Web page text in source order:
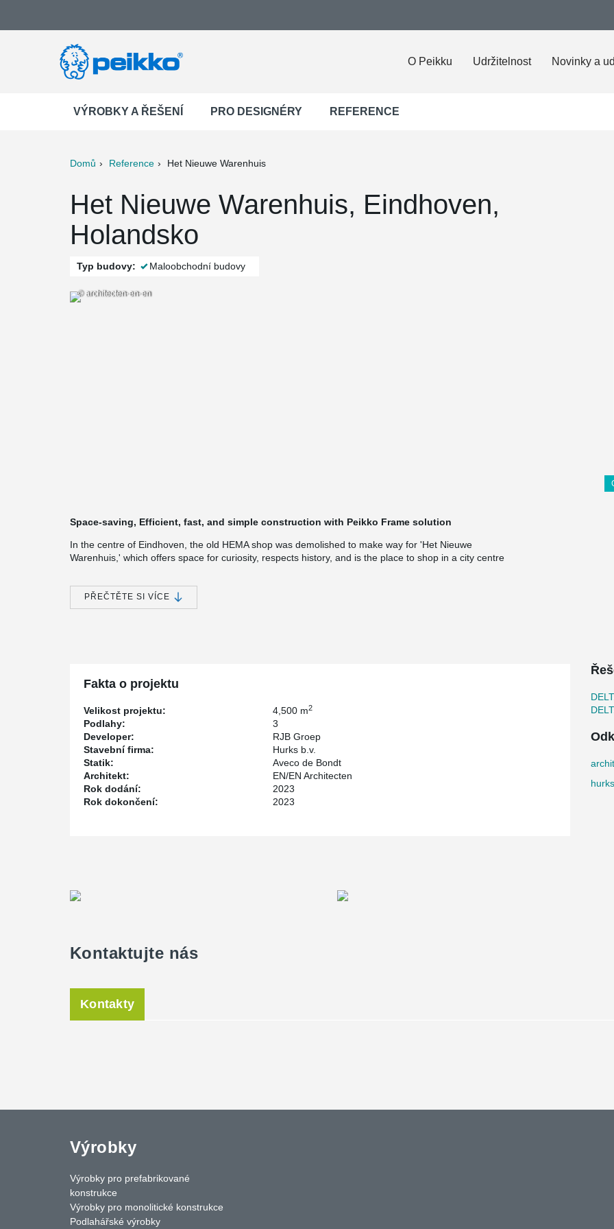
O Peikku Udržitelnost Novinky a
VÝROBKY A ŘEŠENÍ PRO DESIGNÉRY REFERENCE
Domů Reference Het Nieuwe Warenhuis
Het Nieuwe Warenhuis, Eindhoven,
Holandsko
Typ budovy: Maloobchodní budovy
© architecten-en-en
Space-saving, Efficient, fast, and simple construction with Peikko Frame solution
In the centre of Eindhoven, the old HEMA shop was demolished to make way for 'Het Nieuwe
Warenhuis,' which offers space for curiosity, respects history, and is the place to shop in a city centre
possibly a section for a food and beverage outlet.
The Peikko Frame solution contributes to all parties involved in this project, such as;
PŘEČTĚTE SI VÍCE
Fakta o projektu
Velikost projektu: 4,500 m2
Podlahy:
3
Developer:
RJB Groep
Stavební firma:
Hurks b.v.
Statik:
Aveco de Bondt
Architekt:
EN/EN Architecten
Rok dodání:
2023
Rok dokončení:
2023
Kontaktujte nás
Kontakty
Výrobky
Výrobky pro prefabrikované
konstrukce
Výrobky pro monolitické konstrukce
Podlahářské výrobky